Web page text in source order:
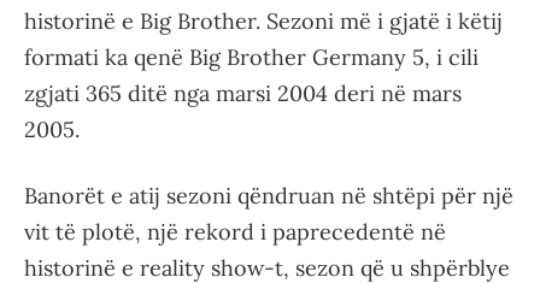
historinë e Big Brother. Sezoni më i gjatë i këtij
formati ka qenë Big Brother Germany 5, i cili
zgjati 365 ditë nga marsi 2004 deri në mars
2005.
Banorët e atij sezoni qëndruan në shtëpi për një
vit të plotë, një rekord i paprecedentë në
historinë e reality show-t, sezon që u shpërblye